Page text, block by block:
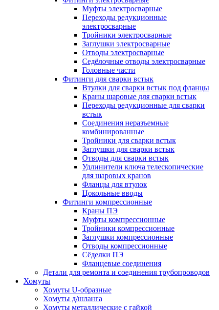
Муфты электросварные
Переходы редукционные
электросварные
Тройники электросварные
Заглушки электросварные
Отводы электросварные
Седёлочные отводы электросварные
Головные части
Фитинги для сварки встык
Втулки для сварки встык под фланцы
Краны шаровые для сварки встык
Переходы редукционные для сварки
встык
Соединения неразъемные
комбинированные
Тройники для сварки встык
Заглушки для сварки встык
Отводы для сварки встык
Удлинители ключа телескопические
для шаровых кранов
Фланцы для втулок
Цокольные вводы
Фитинги компрессионные
Краны ПЭ
Муфты компрессионные
Тройники компрессионные
Заглушки компрессионные
Отводы компрессионные
Сёделки ПЭ
Фланцевые соединения
Детали для ремонта и соединения трубопроводов
Хомуты
Хомуты U-образные
Хомуты д/шланга
Хомуты металлические с гайкой